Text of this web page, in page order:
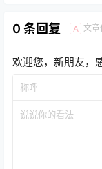
0 条回复 A 文章
欢迎您，新朋友，